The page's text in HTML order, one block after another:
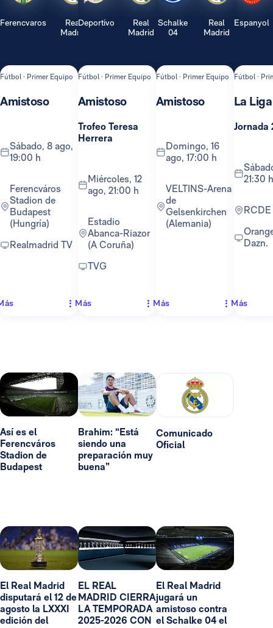
Ferencvaros
Real
Madrid
Fútbol · Primer Equipo
Amistoso
sábado, 8 ago,
19:00 h
Ferencváros
Stadion de
Budapest
(Hungría)
Realmadrid TV
Deportivo
Real
Madrid
Fútbol · Primer Equipo
Amistoso
Trofeo Teresa
Herrera
miércoles, 12
ago, 21:00 h
Estadio
Abanca-Riazor
(A Coruña)
TVG
Más
Schalke
04
Real
Madrid
Fútbol · Primer Equipo
Amistoso
domingo, 16
ago, 17:00 h
VELTINS-Arena
de
Gelsenkirchen
(Alemania)
Más
Espanyol
Fútbol ·
La Liga
Jornada
sábado, 22 ago,
21:30 h
Orange TV y
Dazn.
Más
Así es el
Ferencváros
Stadion de
Budapest
Brahim: “Está
siendo una
preparación muy
buena”
Comunicado
Oficial
El Real Madrid
disputará el 12 de
agosto la LXXXI
edición del
EL REAL
MADRID CIERRA
LA TEMPORADA
2025-2026 CON
El Real Madrid
jugará un
amistoso contra
el Schalke 04 el